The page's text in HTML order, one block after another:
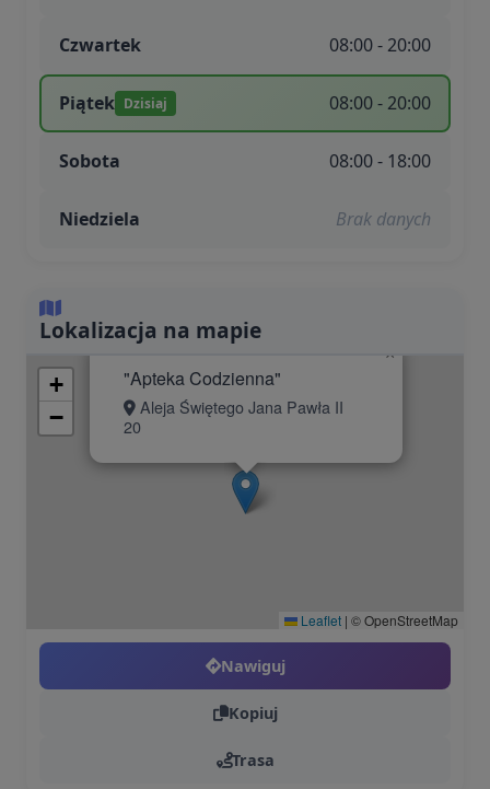
Czwartek 08:00 - 20:00
Piątek Dzisiaj 08:00 - 20:00
Sobota 08:00 - 18:00
Niedziela Brak danych
Lokalizacja na mapie
"Apteka Codzienna"
Aleja Świętego Jana Pawła II
20
×
+
−
Leaflet | © OpenStreetMap
Nawiguj
Kopiuj
Trasa